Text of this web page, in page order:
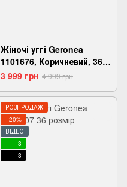
Жіночі уггі Geronea
1101676, Коричневий, 36,
2999860791716
3 999 грн 4 999 грн
РОЗПРОДАЖ
−20%
ВІДЕО
3
3